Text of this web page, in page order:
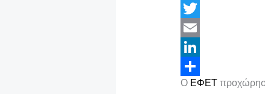
F
a
c
e
b
T
w
t
E
m
a
L
iΜ
Ο ΕΦΕΤ